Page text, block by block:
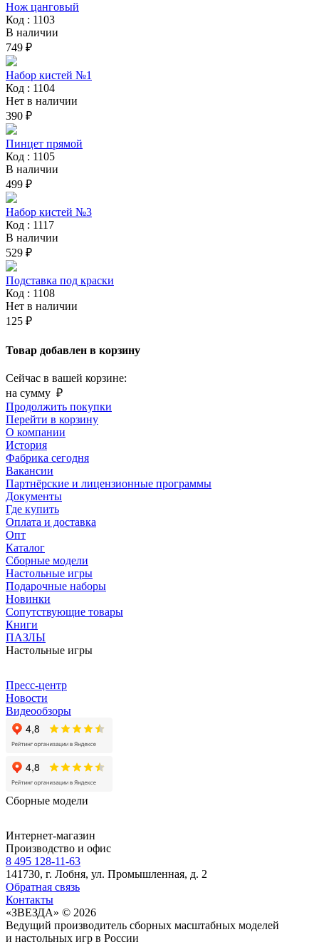
Нож цанговый
Код : 1103
В наличии
749 ₽
Набор кистей №1
Код : 1104
Нет в наличии
390 ₽
Пинцет прямой
Код : 1105
В наличии
499 ₽
Набор кистей №3
Код : 1117
В наличии
529 ₽
Подставка под краски
Код : 1108
Нет в наличии
125 ₽
Товар добавлен в корзину
Сейчас в вашей корзине:
на сумму ₽
Продолжить покупки
Перейти в корзину
О компании
История
Фабрика сегодня
Вакансии
Партнёрские и лицензионные программы
Документы
Где купить
Оплата и доставка
Опт
Каталог
Сборные модели
Настольные игры
Подарочные наборы
Новинки
Сопутствующие товары
Книги
ПАЗЛЫ
Настольные игры
Пресс-центр
Новости
Видеообзоры
Сборные модели
Интернет-магазин
Производство и офис
8 495 128-11-63
141730, г. Лобня, ул. Промышленная, д. 2
Обратная связь
Контакты
«ЗВЕЗДА» © 2026
Ведущий производитель сборных масштабных моделей
и настольных игр в России